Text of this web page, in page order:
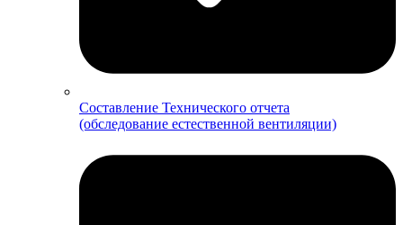
Составление Технического отчета
(обследование естественной вентиляции)